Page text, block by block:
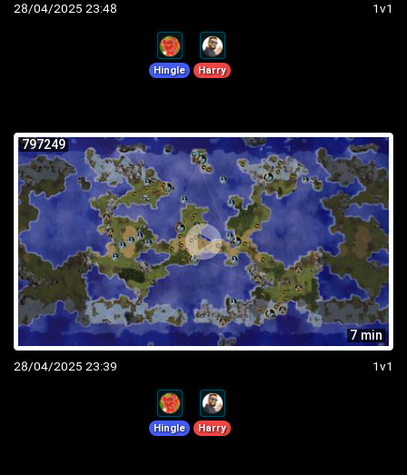
28/04/2025 23:48 1v1
Hingle Harry
797249
7 min
28/04/2025 23:39 1v1
Hingle Harry